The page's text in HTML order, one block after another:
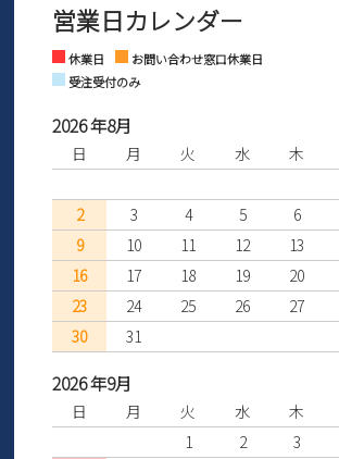
さい。
※土日祝はお問い合わせ窓口休業日となります。
Facebook Instagram
営業日カレンダー
休業日
お問い合わせ窓口休業日
受注受付のみ
2026 年8月
日 月 火 水 木
2
3 4 5 6
9
10 11 12 13
16
17 18 19 20
23
24 25 26 27
30
31
2026 年9月
日 月 火 水 木
1
2 3